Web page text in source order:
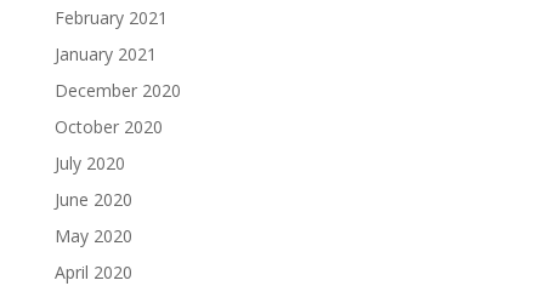
February 2021
January 2021
December 2020
October 2020
July 2020
June 2020
May 2020
April 2020